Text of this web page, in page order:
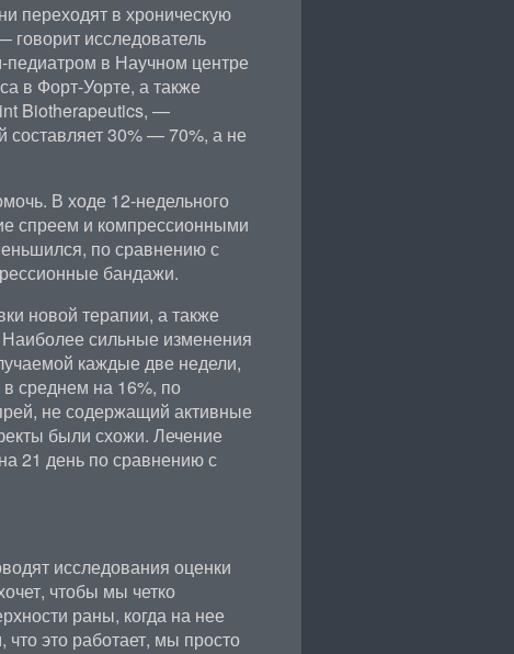
переходят в хроническую
исследователь
в Научном центре
в Форт-Уорте, а также
Biotherapeutics, —
30% — 70%, а не
В ходе 12-недельного
спреем и компрессионными
по сравнению с
бандажи.
новой терапии, а также
сильные изменения
каждые две недели,
среднем на 16%, по
не содержащий активные
были схожи. Лечение
21 день по сравнению с
исследования оценки
чтобы мы четко
раны, когда на нее
это работает, мы просто